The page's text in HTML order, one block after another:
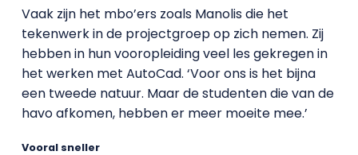
Vaak zijn het mbo’ers zoals Manolis die het
tekenwerk in de projectgroep op zich nemen. Zij
hebben in hun vooropleiding veel les gekregen in
het werken met AutoCad. ‘Voor ons is het bijna
een tweede natuur. Maar de studenten die van de
havo afkomen, hebben er meer moeite mee.’
Vooral sneller